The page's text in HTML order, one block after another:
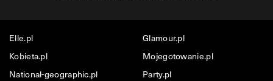
Elle.pl
Glamour.pl
Kobieta.pl
Mojegotowanie.pl
National-geographic.pl
Party.pl